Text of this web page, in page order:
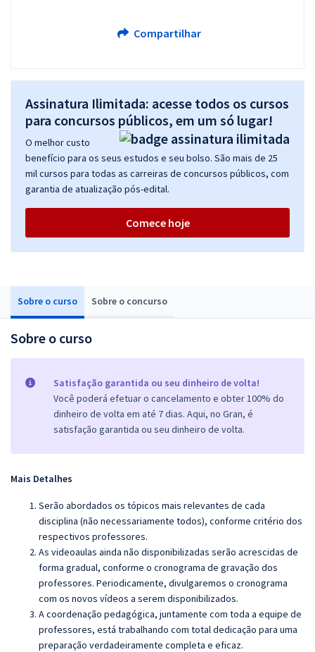
Sobre o curso Sobre o concurso
Sobre o curso
Satisfação garantida ou seu dinheiro de volta!
Você poderá efetuar o cancelamento e obter 100% do
dinheiro de volta em até 7 dias. Aqui, no Gran, é
satisfação garantida ou seu dinheiro de volta.
Mais Detalhes
Serão abordados os tópicos mais relevantes de cada
disciplina (não necessariamente todos), conforme critério dos
respectivos professores.
As videoaulas ainda não disponibilizadas serão acrescidas de
forma gradual, conforme o cronograma de gravação dos
professores. Periodicamente, divulgaremos o cronograma
com os novos vídeos a serem disponibilizados.
A coordenação pedagógica, juntamente com toda a equipe de
professores, está trabalhando com total dedicação para uma
preparação verdadeiramente completa e eficaz.
Compartilhar
Assinatura Ilimitada: acesse todos os cursos
para concursos públicos, em um só lugar!
O melhor custo
benefício para os seus estudos e seu bolso. São mais de 25
mil cursos para todas as carreiras de concursos públicos, com
garantia de atualização pós-edital.
Comece hoje